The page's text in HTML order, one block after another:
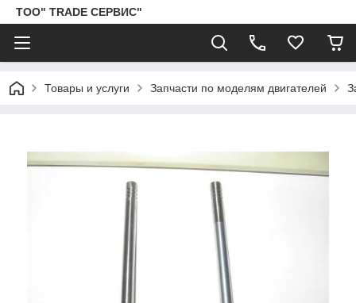
ТОО" TRADE СЕРВИС"
Товары и услуги Запчасти по моделям двигателей